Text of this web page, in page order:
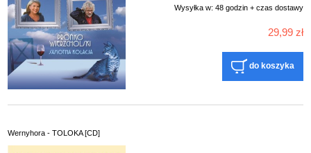
Wysyłka w: 48 godzin + czas dostawy
29,99 zł
do koszyka
Wernyhora - TOLOKA [CD]